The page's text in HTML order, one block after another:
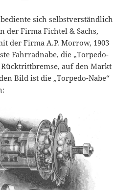
sich selbstverständlich
der Firma Fichtel & Sachs,
der Firma A.P. Morrow, 1903
Fahrradnabe, die „Torpedo-
auf den Markt
Bild ist die „Torpedo-Nabe“